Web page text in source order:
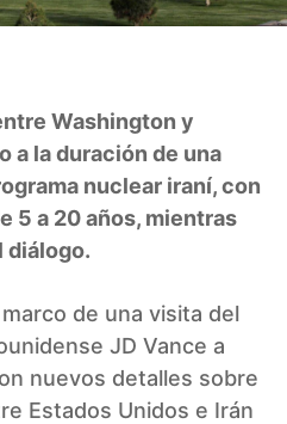
Washington y
a la duración de una
nuclear iraní, con
5 a 20 años, mientras
diálogo.
marco de una visita del
JD Vance a
nuevos detalles sobre
Estados Unidos e Irán